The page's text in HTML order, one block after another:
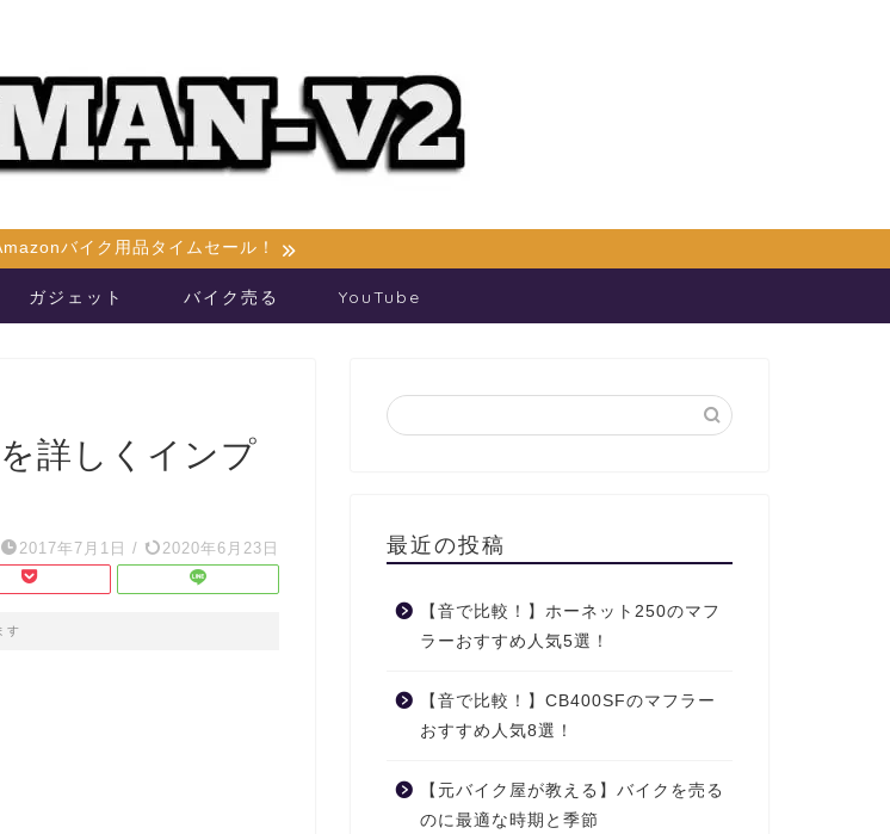
バイク用品タイムセール！
ガジェット バイク売る YouTube
詳しくインプ
2017年7月1日 / 2020年6月23日
す
最近の投稿
【音で比較！】ホーネット250のマフ
ラーおすすめ人気5選！
【音で比較！】CB400SFのマフラー
おすすめ人気8選！
【元バイク屋が教える】バイクを売る
のに最適な時期と季節